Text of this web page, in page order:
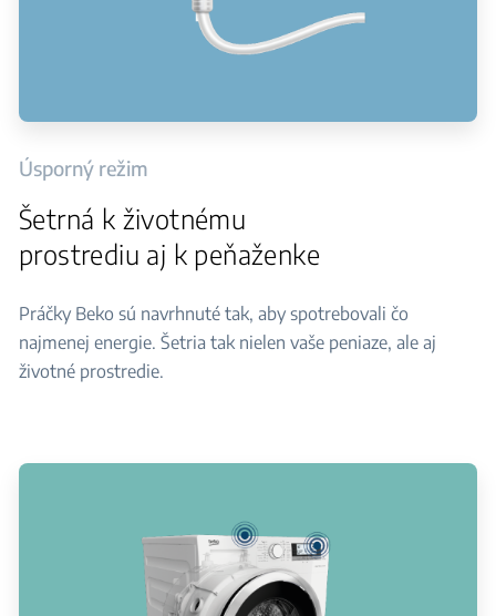
Úsporný režim
Šetrná k životnému
prostrediu aj k peňaženke
Práčky Beko sú navrhnuté tak, aby spotrebovali čo
najmenej energie. Šetria tak nielen vaše peniaze, ale aj
životné prostredie.